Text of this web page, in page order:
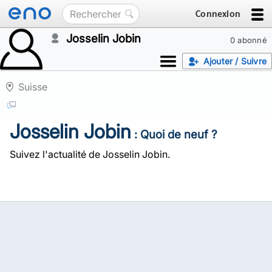
Connexion
0 abonné
Josselin Jobin
Ajouter / Suivre
Suisse
Josselin Jobin : Quoi de neuf ?
Suivez l'actualité de Josselin Jobin.